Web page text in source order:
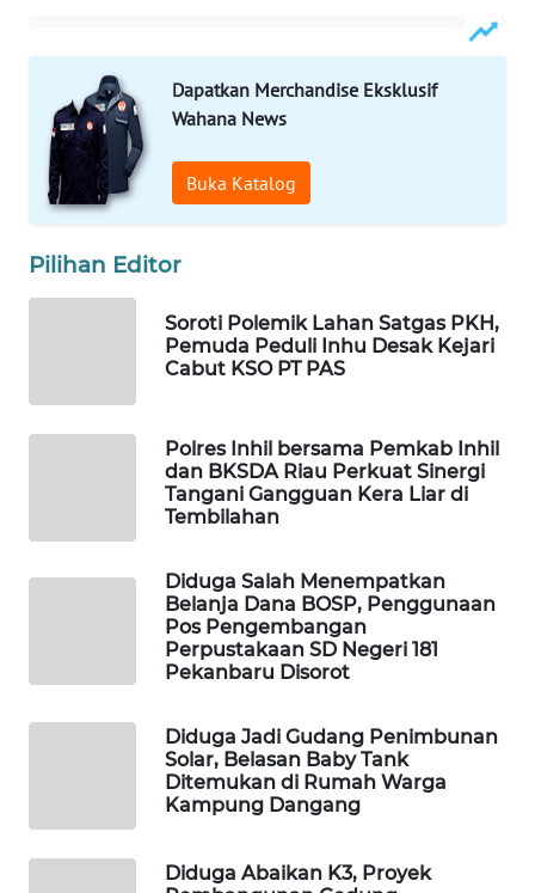
Dapatkan Merchandise Eksklusif
Wahana News
Buka Katalog
Pilihan Editor
Soroti Polemik Lahan Satgas PKH,
Pemuda Peduli Inhu Desak Kejari
Cabut KSO PT PAS
Polres Inhil bersama Pemkab Inhil
dan BKSDA Riau Perkuat Sinergi
Tangani Gangguan Kera Liar di
Tembilahan
Diduga Salah Menempatkan
Belanja Dana BOSP, Penggunaan
Pos Pengembangan
Perpustakaan SD Negeri 181
Pekanbaru Disorot
Diduga Jadi Gudang Penimbunan
Solar, Belasan Baby Tank
Ditemukan di Rumah Warga
Kampung Dangang
Diduga Abaikan K3, Proyek
WAHANA
UMKM
WAHANA
SELEB
WAHANA
PERSONA
WAHANA
WAHANA
KONSUMEN
LISTRIK